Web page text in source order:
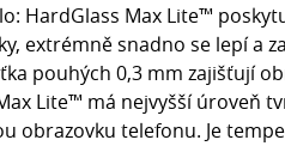
HardGlass Max Lite™
extrémně snadno se lepí a
pouhých 0,3 mm zajišťují
Lite™ má nejvyšší úroveň
obrazovku telefonu. Je